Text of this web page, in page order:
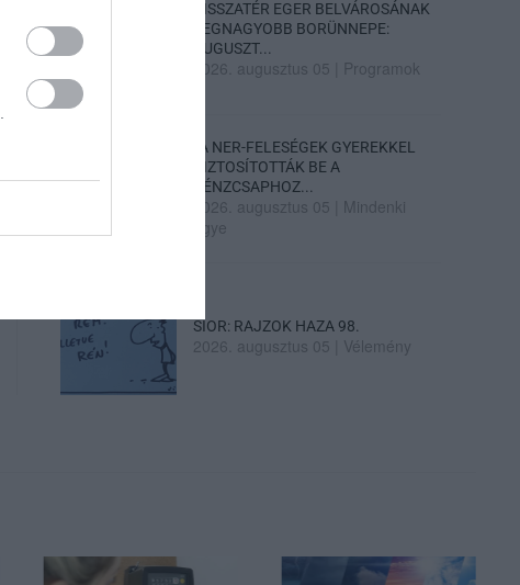
VISSZATÉR EGER BELVÁROSÁNAK
LEGNAGYOBB BORÜNNEPE:
AUGUSZT...
2026. augusztus 05 Programok
„A NER-FELESÉGEK GYEREKKEL
BIZTOSÍTOTTÁK BE A
PÉNZCSAPHOZ...
2026. augusztus 05
Mindenki
ügye
SIOR: RAJZOK HAZA 98.
2026. augusztus 05 Vélemény